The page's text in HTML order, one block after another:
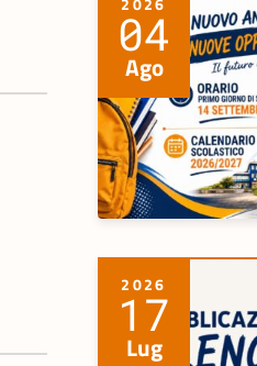
04
Ago
2026
17
Lug